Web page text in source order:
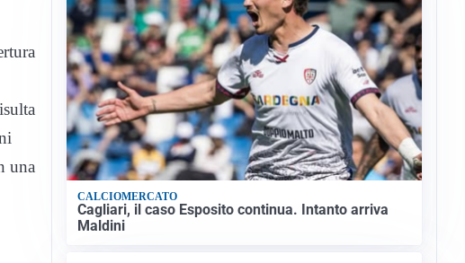
una
CALCIOMERCATO
Cagliari, il caso Esposito continua. Intanto arriva
Maldini